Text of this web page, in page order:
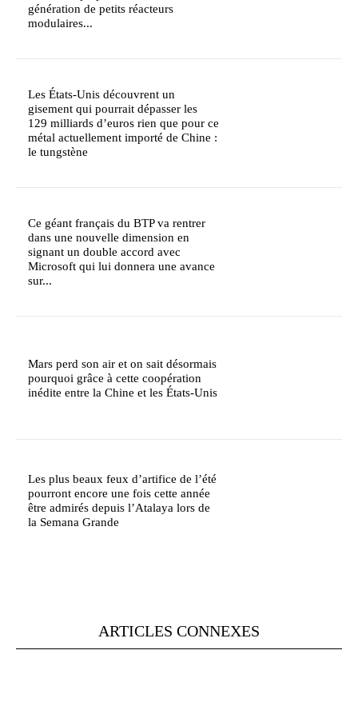
génération de petits réacteurs
modulaires...
Les États-Unis découvrent un
gisement qui pourrait dépasser les
129 milliards d’euros rien que pour ce
métal actuellement importé de Chine :
le tungstène
Ce géant français du BTP va rentrer
dans une nouvelle dimension en
signant un double accord avec
Microsoft qui lui donnera une avance
sur...
Mars perd son air et on sait désormais
pourquoi grâce à cette coopération
inédite entre la Chine et les États-Unis
Les plus beaux feux d’artifice de l’été
pourront encore une fois cette année
être admirés depuis l’Atalaya lors de
la Semana Grande
ARTICLES CONNEXES